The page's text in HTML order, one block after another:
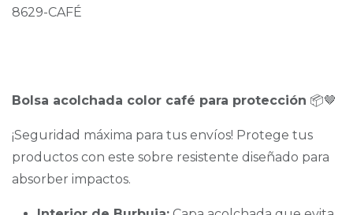
8629-CAFÉ
Bolsa acolchada color café para protección 📦🤎
¡Seguridad máxima para tus envíos! Protege tus
productos con este sobre resistente diseñado para
absorber impactos.